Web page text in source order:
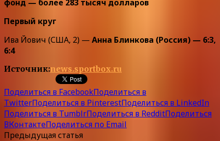
фонд — более 283 тысяч долларов
Первый круг
Ива Йович (США, 2) — Анна Блинкова (Россия) — 6:3,
6:4
Источник:news.sportbox.ru
Поделиться в FacebookПоделиться в
TwitterПоделиться в PinterestПоделиться в LinkedIn
Поделиться в TumblrПоделиться в RedditПоделиться
ВКонтактеПоделиться по Email
Предыдущая статья